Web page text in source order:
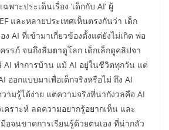
าะประเด็นเรื่อง ‘เด็กกับ AI’ ผู้
และหลายประเทศเห็นตรงกันว่า เด็ก
ง AI ที่เข้ามาเกี่ยวข้องตั้งแต่ยังไม่เกิด พ่อ
รรภ์ จนถึงลืมตาดูโลก เด็กเล็กดูคลิปจา
AI ทำการบ้าน แม้ AI อยู่ในชีวิตทุกวัน แต่
ออกแบบมาเพื่อเด็กจริงหรือไม่ ถึง AI
วามรู้ได้ง่าย แต่ความจริงที่น่ากังวลคือ AI
คราะห์ ลดความอยากรู้อยากเห็น และ
อจนขาดการเรียนรู้ด้วยตนเอง ที่น่ากลัว